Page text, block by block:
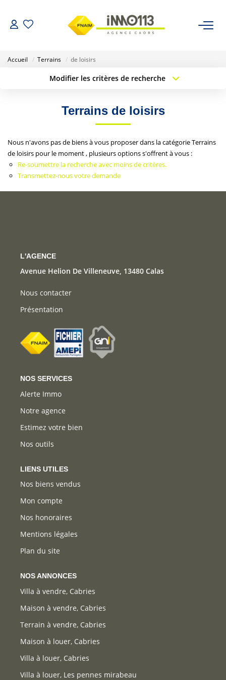
LOUER
NOTRE AGENCE
ESTIMER
Accueil Terrains de loisirs
Modifier les critères de recherche
Budget max Plus de critères
Créer une alerte
Terrains de loisirs
Nous n'avons pas de biens à vous proposer dans la catégorie Terrains
de loisirs pour le moment , plusieurs options s'offrent à vous :
Re-soumettre la recherche avec moins de critères.
Transmettez-nous votre demande
L'AGENCE
Avenue Helion De Villeneuve, 13480 Calas
Nous contacter
Présentation
NOS SERVICES
Alerte Immo
Notre agence
Estimez votre bien
Nos outils
LIENS UTILES
Nos biens vendus
Mon compte
Nos honoraires
Mentions légales
Plan du site
NOS ANNONCES
Villa à vendre, Cabries
Maison à vendre, Cabries
Terrain à vendre, Cabries
Maison à louer, Cabries
Villa à louer, Cabries
Villa à louer, Les pennes mirabeau